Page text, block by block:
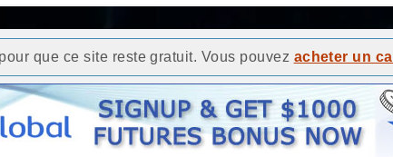
que ce site reste gratuit. Vous pouvez acheter un